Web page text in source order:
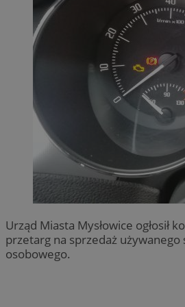
Urząd Miasta Mysłowice ogłosił
przetarg na sprzedaż używanego
osobowego.